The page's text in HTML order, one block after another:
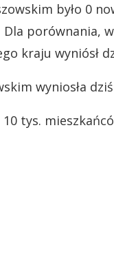
było 0
Dla porównania,
kraju wyniósł
wyniosła
tys.